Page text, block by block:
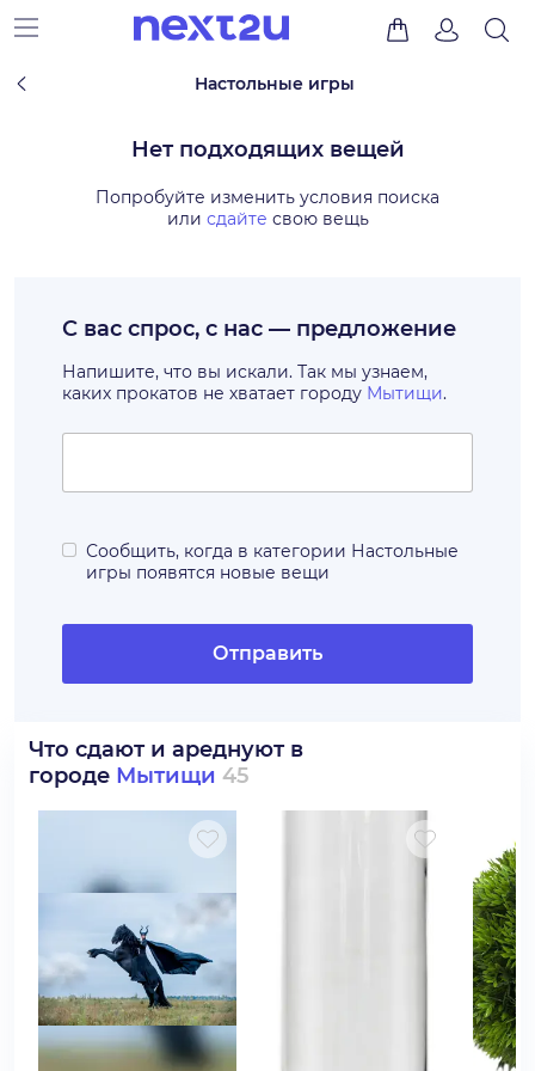
Настольные игры
Нет подходящих вещей
Попробуйте изменить условия поиска
или сдайте свою вещь
С вас спрос, с нас — предложение
Напишите, что вы искали. Так мы узнаем,
каких прокатов не хватает городу Мытищи.
Сообщить, когда в категории Настольные
игры появятся новые вещи
Отправить
Что сдают и ареднуют в
городе Мытищи 45